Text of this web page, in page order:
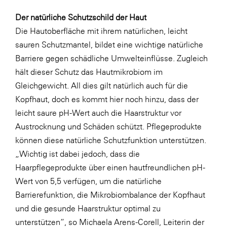
OptimaMed
PAGRO
PHH Rechtsanwält:innen
Primark
Salesforce
sebamed
SeneCura
SERVICE&MORE
SKINUANCE®
Somfy
Sony DADC
SPIEGLTEC
Der natürliche Schutzschild der Haut
Die Hautoberfläche mit ihrem natürlichen, leicht
sauren Schutzmantel, bildet eine wichtige natürliche
Barriere gegen schädliche Umwelteinflüsse. Zugleich
hält dieser Schutz das Hautmikrobiom im
Gleichgewicht. All dies gilt natürlich auch für die
Kopfhaut, doch es kommt hier noch hinzu, dass der
leicht saure pH-Wert auch die Haarstruktur vor
Austrocknung und Schäden schützt. Pflegeprodukte
können diese natürliche Schutzfunktion unterstützen.
„Wichtig ist dabei jedoch, dass die
Haarpflegeprodukte über einen hautfreundlichen pH-
Wert von 5,5 verfügen, um die natürliche
Barrierefunktion, die Mikrobiombalance der Kopfhaut
und die gesunde Haarstruktur optimal zu
unterstützen“, so Michaela Arens-Corell, Leiterin der